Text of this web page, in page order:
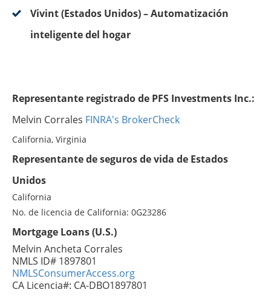
Vivint (Estados Unidos) – Automatización
inteligente del hogar
Representante registrado de PFS Investments Inc.:
Melvin Corrales FINRA's BrokerCheck
California, Virginia
Representante de seguros de vida de Estados
Unidos
California
No. de licencia de California: 0G23286
Mortgage Loans (U.S.)
Melvin Ancheta Corrales
NMLS ID# 1897801
NMLSConsumerAccess.org
CA Licencia#: CA-DBO1897801